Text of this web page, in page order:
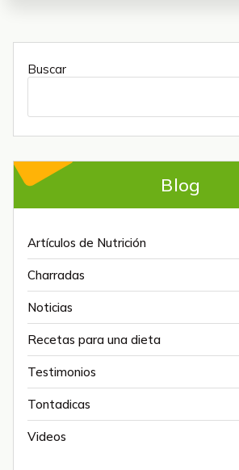
Buscar
Blog
Artículos de Nutrición
Charradas
Noticias
Recetas para una dieta
Testimonios
Tontadicas
Videos